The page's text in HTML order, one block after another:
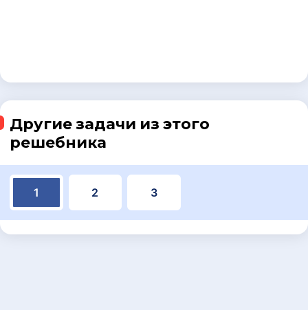
Другие задачи из этого
решебника
1 2 3